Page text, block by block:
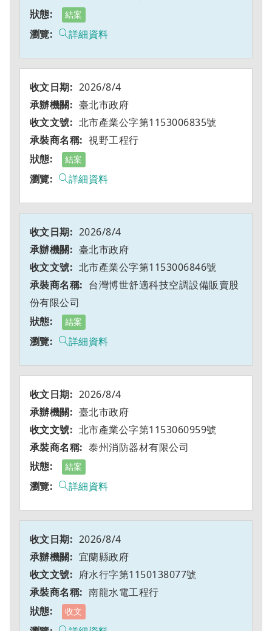
結案
詳細資料
2026/8/4
臺北市政府
北市產業公字第1153006835號
視野工程行
結案
詳細資料
2026/8/4
臺北市政府
北市產業公字第1153006846號
台灣博世舒適科技空調設備販賣股
份有限公司
結案
詳細資料
2026/8/4
臺北市政府
北市產業公字第1153060959號
泰州消防器材有限公司
結案
詳細資料
2026/8/4
宜蘭縣政府
府水行字第1150138077號
南龍水電工程行
收文